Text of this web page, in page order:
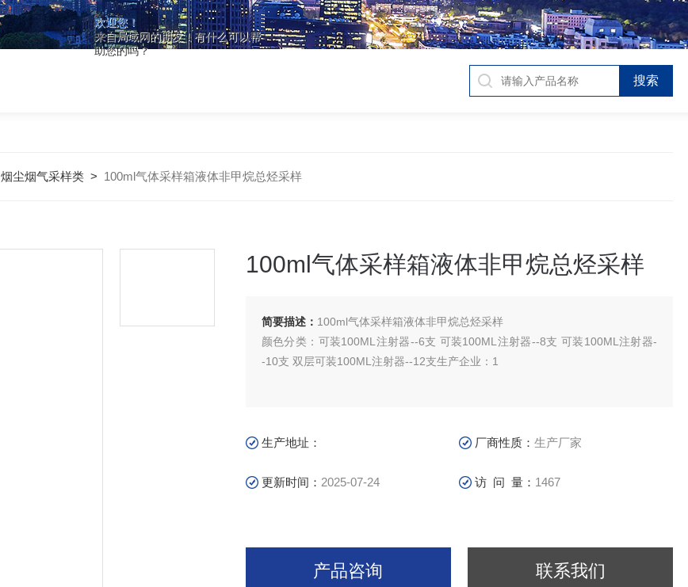
欢迎您！
来自局域网的朋友！有什么可以帮
助您的吗？
烟尘烟气采样类> 100ml气体采样箱液体非甲烷总烃采样
100ml气体采样箱液体非甲烷总烃采样
简要描述： 100ml气体采样箱液体非甲烷总烃采样
颜色分类：可装100ML注射器--6支 可装100ML注射器--8支 可装100ML注射器-
-10支 双层可装100ML注射器--12支生产企业：1
生产地址： 厂商性质：生产厂家
更新时间： 2025-07-24 访 问 量： 1467
产品咨询 联系我们